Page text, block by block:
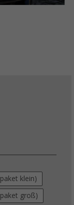
klein)
groß)